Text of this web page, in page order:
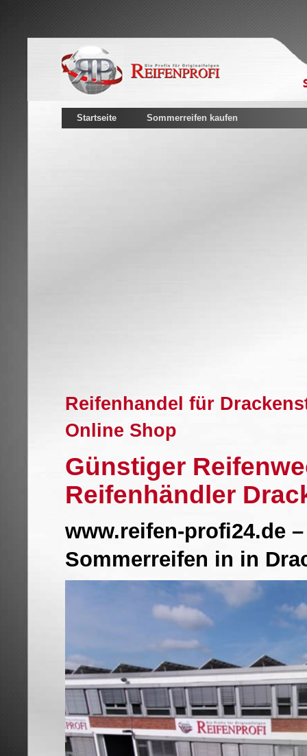
Startseite Sommerreifen kaufen
Reifenhandel für
Online Shop
Günstiger
Reifenhändler
www.reifen-profi24.de
Sommerreifen in in